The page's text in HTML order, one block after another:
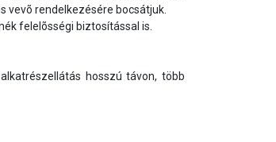
vevõ rendelkezésére bocsátjuk.
felelõsségi biztosítással is.
hosszú távon, több